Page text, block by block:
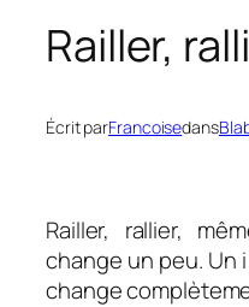
Railler,
Écrit parFrancoisedans
Railler, rallier,
change un peu. Un
change